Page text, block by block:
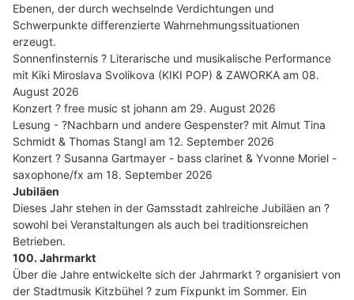
Ebenen, der durch wechselnde Verdichtungen und
Schwerpunkte differenzierte Wahrnehmungssituationen
erzeugt.
Sonnenfinsternis ? Literarische und musikalische Performance
mit Kiki Miroslava Svolikova (KIKI POP) & ZAWORKA am 08.
August 2026
Konzert ? free music st johann am 29. August 2026
Lesung - ?Nachbarn und andere Gespenster? mit Almut Tina
Schmidt & Thomas Stangl am 12. September 2026
Konzert ? Susanna Gartmayer - bass clarinet & Yvonne Moriel -
saxophone/fx am 18. September 2026
Jubiläen
Dieses Jahr stehen in der Gamsstadt zahlreiche Jubiläen an ?
sowohl bei Veranstaltungen als auch bei traditionsreichen
Betrieben.
100. Jahrmarkt
Über die Jahre entwickelte sich der Jahrmarkt ? organisiert von
der Stadtmusik Kitzbühel ? zum Fixpunkt im Sommer. Ein